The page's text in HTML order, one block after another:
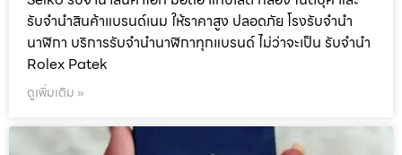
รับจำนำสินค้าแบรนด์เนม ให้ราคาสูง ปลอดภัย โรงรับจำนำ
นาฬิกา บริการรับจำนำนาฬิกาทุกแบรนด์ ไม่ว่าจะเป็น รับจำนำ
Rolex Patek
ดูเพิ่มเติม »